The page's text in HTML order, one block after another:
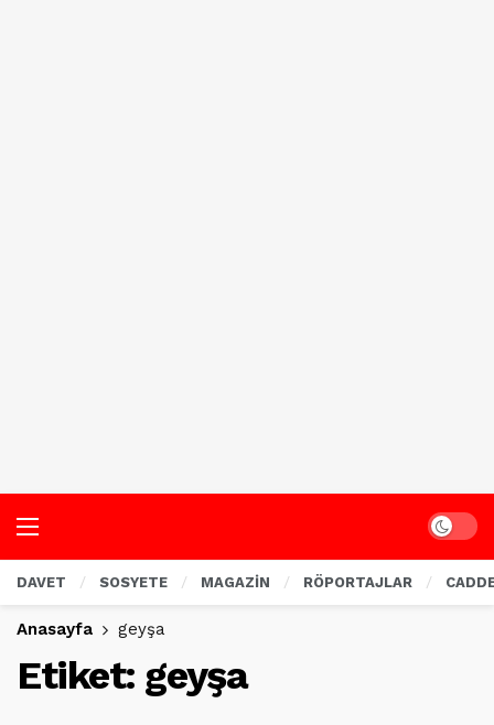
Dark
DAVET SOSYETE MAGAZİN RÖPORTAJLAR
Anasayfa geyşa
Etiket: geyşa